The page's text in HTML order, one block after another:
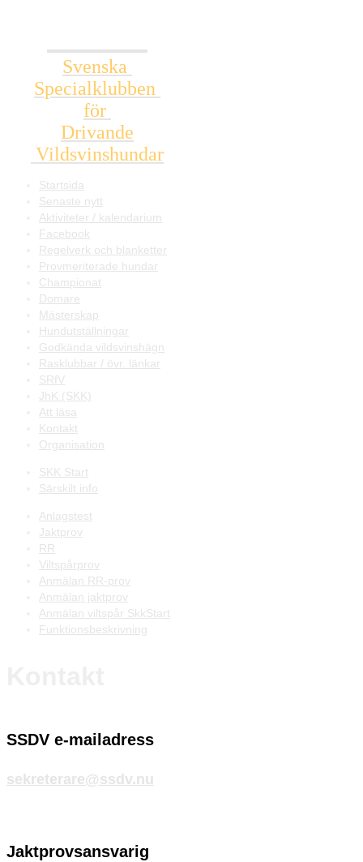
Svenska
Specialklubben
för
Drivande
Vildsvinshundar
Startsida
Senaste nytt
Aktiviteter / kalendarium
Facebook
Regelverk och blanketter
Provmeriterade hundar
Championat
Domare
Mästerskap
Hundutställningar
Godkända vildsvinshägn
Rasklubbar / övr. länkar
SRfV
JhK (SKK)
Att läsa
Kontakt
Organisation
SKK Start
Särskilt info
Anlagstest
Jaktprov
RR
Viltspårprov
Anmälan RR-prov
Anmälan jaktprov
Anmälan viltspår SkkStart
Funktionsbeskrivning
SSDV e-mailadress
sekreterare@ssdv.nu
Jaktprovsansvarig